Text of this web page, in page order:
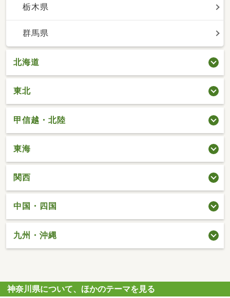
栃木県
群馬県
北海道
東北
甲信越・北陸
東海
関西
中国・四国
九州・沖縄
神奈川県について、ほかのテーマを見る